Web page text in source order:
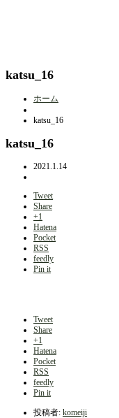
katsu_16
ホーム
katsu_16
katsu_16
2021.1.14
Tweet
Share
+1
Hatena
Pocket
RSS
feedly
Pin it
Tweet
Share
+1
Hatena
Pocket
RSS
feedly
Pin it
投稿者: komeiji